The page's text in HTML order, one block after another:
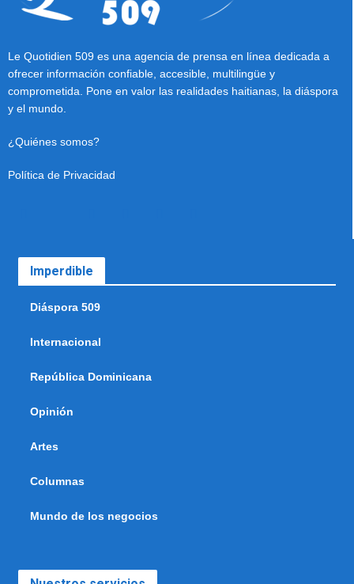
Le Quotidien 509 es una agencia de prensa en línea dedicada a
ofrecer información confiable, accesible, multilingüe y
comprometida. Pone en valor las realidades haitianas, la diáspora
y el mundo.
¿Quiénes somos?
Política de Privacidad
Imperdible
Diáspora 509
Internacional
República Dominicana
Opinión
Artes
Columnas
Mundo de los negocios